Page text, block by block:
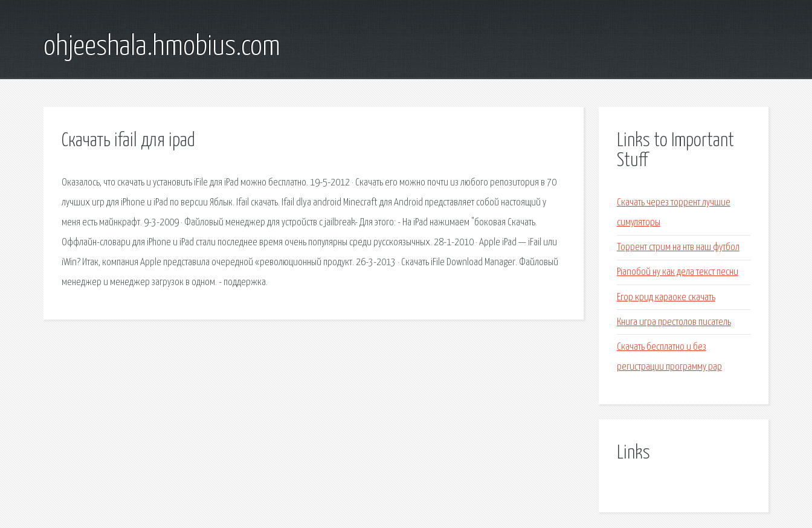
ohjeeshala.hmobius.com
Скачать ifail для ipad
Оказалось, что скачать и установить iFile для iPad можно бесплатно. 19-5-2012 · Скачать его можно почти из любого репозитория в 70
лучших игр для iPhone и iPad по версии Яблык. Ifail скачать. Ifail dlya android Minecraft для Android представляет собой настоящий у
меня есть майнкрафт. 9-3-2009 · Файловый менеджер для устройств с jailbreak- Для этого: - На iPad нажимаем "боковая Скачать.
Оффлайн-словари для iPhone и iPad стали последнее время очень популярны среди русскоязычных. 28-1-2010 · Apple iPad — iFail или
iWin? Итак, компания Apple представила очередной «революционный продукт. 26-3-2013 · Скачать iFile Download Manager. Файловый
менеджер и менеджер загрузок в одном. - поддержка.
Links to Important
Stuff
Скачать через торрент лучшие
симуляторы
Торрент стрим на нтв наш футбол
Pianoбой ну как дела текст песни
Егор крид караоке скачать
Книга игра престолов писатель
Скачать бесплатно и без
регистрации программу рар
Links